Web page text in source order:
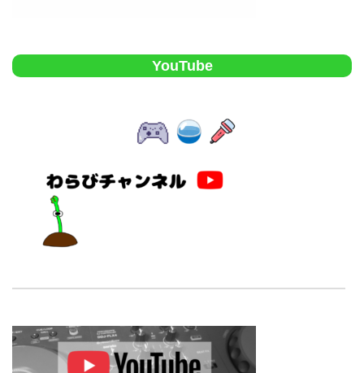
YouTube